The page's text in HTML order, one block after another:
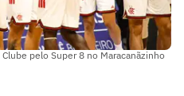
pelo Super 8 no Maracanãzinho